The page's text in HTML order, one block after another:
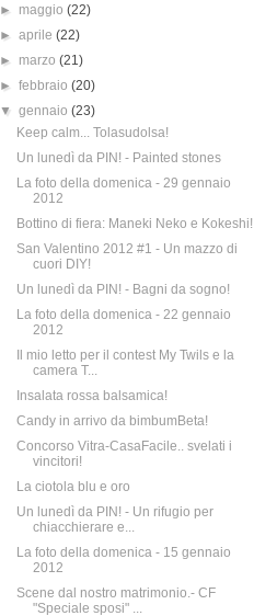
► maggio(22)
►aprile(22)
► marzo(21)
►febbraio(20)
▼gennaio(23)
Keep calm... Tolasudolsa!
Un lunedì da PIN! - Painted stones
La foto della domenica - 29 gennaio
2012
Bottino di fiera: Maneki Neko e Kokeshi!
San Valentino 2012 #1 - Un mazzo di
cuori DIY!
Un lunedì da PIN! - Bagni da sogno!
La foto della domenica - 22 gennaio
2012
Il mio letto per il contest My Twils e la
camera T...
Insalata rossa balsamica!
Candy in arrivo da bimbumBeta!
Concorso Vitra-CasaFacile.. svelati i
vincitori!
La ciotola blu e oro
Un lunedì da PIN! - Un rifugio per
chiacchierare e...
La foto della domenica - 15 gennaio
2012
Scene dal nostro matrimonio.- CF
"Speciale sposi" ...